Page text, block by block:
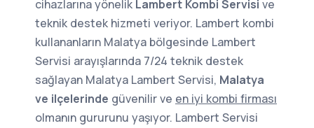
cihazlarına yönelik Lambert Kombi Servisi ve
teknik destek hizmeti veriyor. Lambert kombi
kullananların Malatya bölgesinde Lambert
Servisi arayışlarında 7/24 teknik destek
sağlayan Malatya Lambert Servisi, Malatya
ve ilçelerinde güvenilir ve en iyi kombi firması
olmanın gururunu yaşıyor. Lambert Servisi